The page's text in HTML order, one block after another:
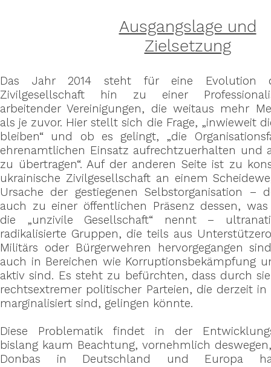
Ausgangslage und
Zielsetzung
Das Jahr 2014 steht für eine Evolution
Zivilgesellschaft hin zu einer
arbeitender Vereinigungen, die weitaus mehr
als je zuvor. Hier stellt sich die Frage, „inwieweit
bleiben“ und ob es gelingt, „die
ehrenamtlichen Einsatz aufrechtzuerhalten und
zu übertragen“. Auf der anderen Seite ist zu
ukrainische Zivilgesellschaft an einem
Ursache der gestiegenen Selbstorganisation –
auch zu einer öffentlichen Präsenz dessen,
die „unzivile Gesellschaft“ nennt –
radikalisierte Gruppen, die teils aus
Militärs oder Bürgerwehren hervorgegangen
auch in Bereichen wie Korruptionsbekämpfung
aktiv sind. Es steht zu befürchten, dass durch sie
rechtsextremer politischer Parteien, die derzeit
marginalisiert sind, gelingen könnte.
Diese Problematik findet in der
bislang kaum Beachtung, vornehmlich
Donbas in Deutschland und Europa